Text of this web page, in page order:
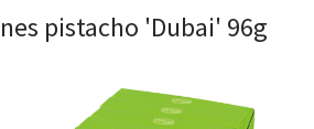
pistacho 'Dubai' 96g